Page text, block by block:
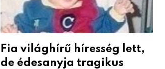
Fia világhírű híresség lett,
de édesanyja tragikus